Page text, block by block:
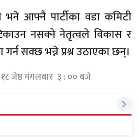
आफ्नै पार्टीका वडा कमिटी
नसक्ने नेतृत्वले विकास र
सक्छ भन्ने प्रश्न उठाएका छन्।
१८ जेष्ठ मंगलबार ३ : ०० बजे